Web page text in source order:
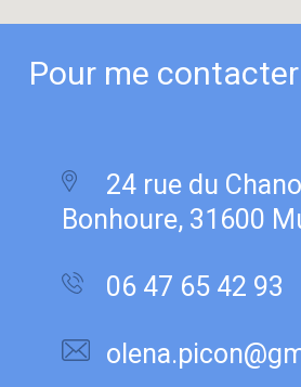
Pour me contacter
24 rue du
Bonhoure, 31600
06 47 65 42 93